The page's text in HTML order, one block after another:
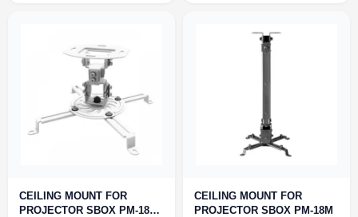
CEILING MOUNT FOR
PROJECTOR SBOX PM-18
CEILING MOUNT FOR
PROJECTOR SBOX PM-18M